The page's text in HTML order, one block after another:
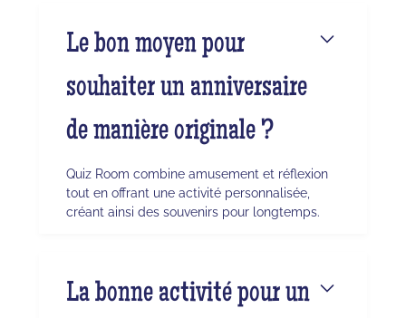
Le bon moyen pour
souhaiter un anniversaire
de manière originale ?
Quiz Room combine amusement et réflexion
tout en offrant une activité personnalisée,
créant ainsi des souvenirs pour longtemps.
La bonne activité pour un